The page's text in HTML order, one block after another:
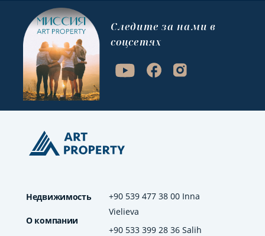
+90 539 477 38 00 Inna
Vielieva
+90 533 399 28 36 Salih
Недвижимость
О компании
Cледите за нами в
соцсетях